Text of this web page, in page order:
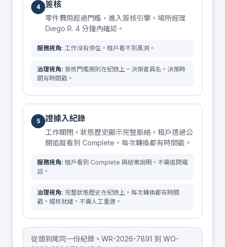
4 簽核
零件費用超過門檻，進入簽核引擎。場所經理
Diego R. 4 分鐘內確認。
服務視角: 工作沒有停住。租戶看不到黑洞。
治理視角: 簽核門檻規則在紀錄上。決策者具名。決策時
間有時間戳。
5 證據入紀錄
工作關閉。狀態歷史顯示完整脈絡。租戶透過公
開追蹤看到 Complete。每次轉換都有時間戳。
服務視角: 租戶看到 Complete 與結案說明。不需追問電
話。
治理視角: 完整狀態歷史在紀錄上。每次轉換都有時間
戳。稽核就緒，不需人工重建。
從頭到尾同一份紀錄。WR-2026-7891 到 WO-